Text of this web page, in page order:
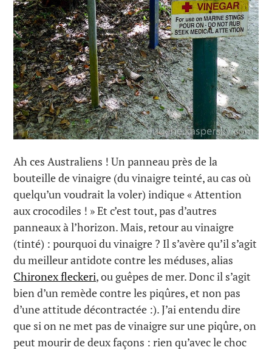
Ah ces Australiens ! Un panneau près de la
bouteille de vinaigre (du vinaigre teinté, au cas où
quelqu’un voudrait la voler) indique « Attention
aux crocodiles ! » Et c’est tout, pas d’autres
panneaux à l’horizon. Mais, retour au vinaigre
(tinté) : pourquoi du vinaigre ? Il s’avère qu’il s’agit
du meilleur antidote contre les méduses, alias
Chironex fleckeri, ou guêpes de mer. Donc il s’agit
bien d’un remède contre les piqûres, et non pas
d’une attitude décontractée :). J’ai entendu dire
que si on ne met pas de vinaigre sur une piqûre, on
peut mourir de deux façons : rien qu’avec le choc